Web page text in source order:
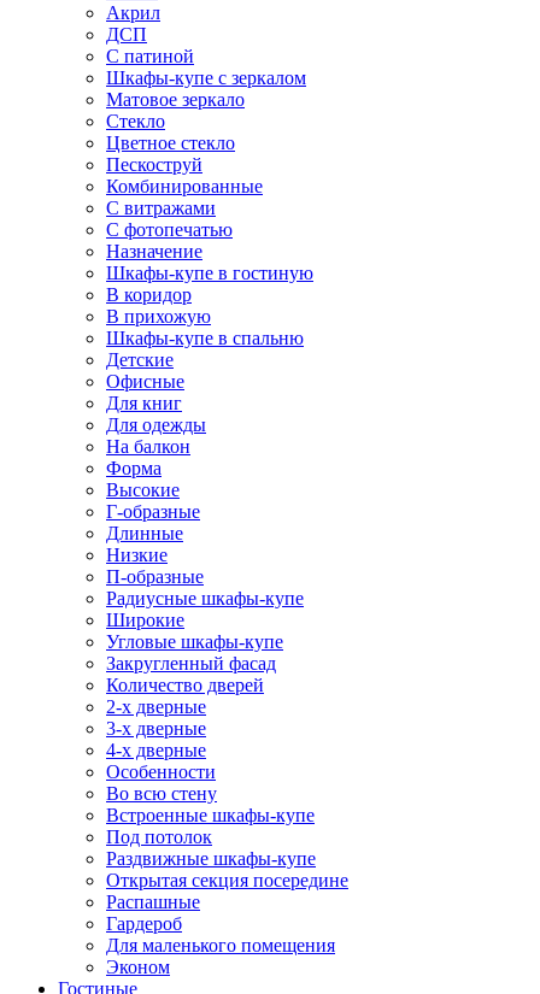
Акрил
ДСП
С патиной
Шкафы-купе с зеркалом
Матовое зеркало
Стекло
Цветное стекло
Пескоструй
Комбинированные
С витражами
С фотопечатью
Назначение
Шкафы-купе в гостиную
В коридор
В прихожую
Шкафы-купе в спальню
Детские
Офисные
Для книг
Для одежды
На балкон
Форма
Высокие
Г-образные
Длинные
Низкие
П-образные
Радиусные шкафы-купе
Широкие
Угловые шкафы-купе
Закругленный фасад
Количество дверей
2-х дверные
3-х дверные
4-х дверные
Особенности
Во всю стену
Встроенные шкафы-купе
Под потолок
Раздвижные шкафы-купе
Открытая секция посередине
Распашные
Гардероб
Для маленького помещения
Эконом
Гостиные